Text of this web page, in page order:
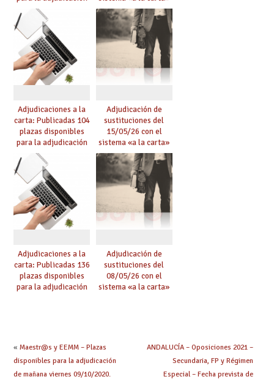
de mañana y abierto
plazo de solicitudes
conseguido con el
Acuerdo de Mejoras
Adjudicaciones a la
carta: Publicadas 104
plazas disponibles
para la adjudicación
de mañana y abierto
plazo de solicitudes
Adjudicación de
sustituciones del
15/05/26 con el
sistema «a la carta»
conseguido con el
Acuerdo de Mejoras
Adjudicaciones a la
carta: Publicadas 136
plazas disponibles
para la adjudicación
Adjudicación de
sustituciones del
08/05/26 con el
sistema «a la carta»
« Maestr@s y EEMM – Plazas
disponibles para la adjudicación
de mañana viernes 09/10/2020.
ANDALUCÍA – Oposiciones 2021 –
Secundaria, FP y Régimen
Especial – Fecha prevista de